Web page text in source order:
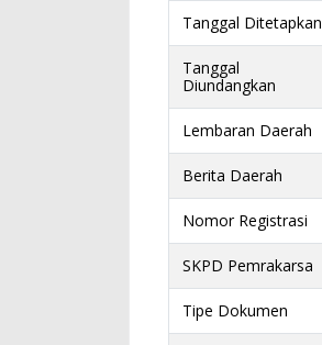
Tanggal Ditetapkan
Tanggal
Diundangkan
Lembaran Daerah
Berita Daerah
Nomor Registrasi
SKPD Pemrakarsa
Tipe Dokumen